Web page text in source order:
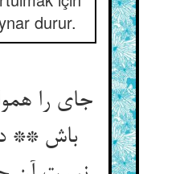
durur.
جای را
باش **